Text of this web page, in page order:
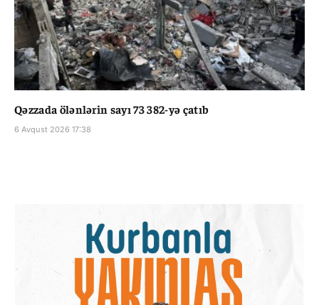
Qəzzada ölənlərin sayı 73 382-yə çatıb
6 Avqust 2026 17:38